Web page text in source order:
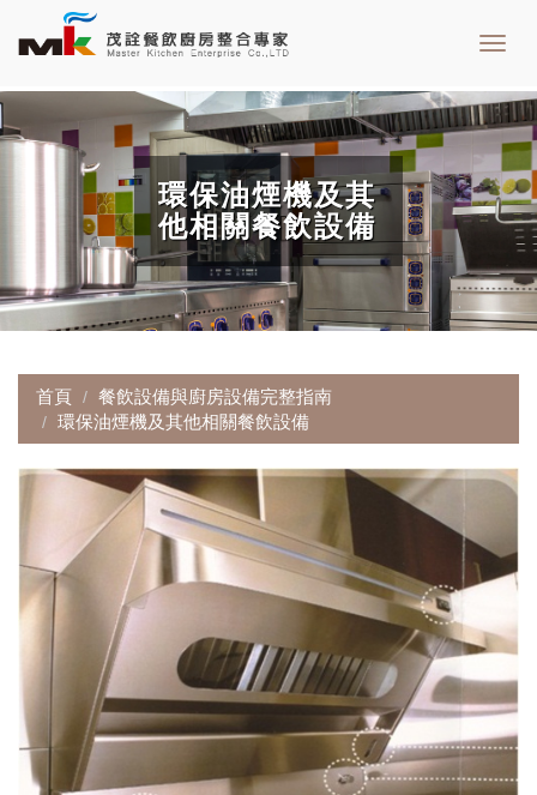
環保油煙機及其
他相關餐飲設備
首頁
餐飲設備與廚房設備完整指南
環保油煙機及其他相關餐飲設備